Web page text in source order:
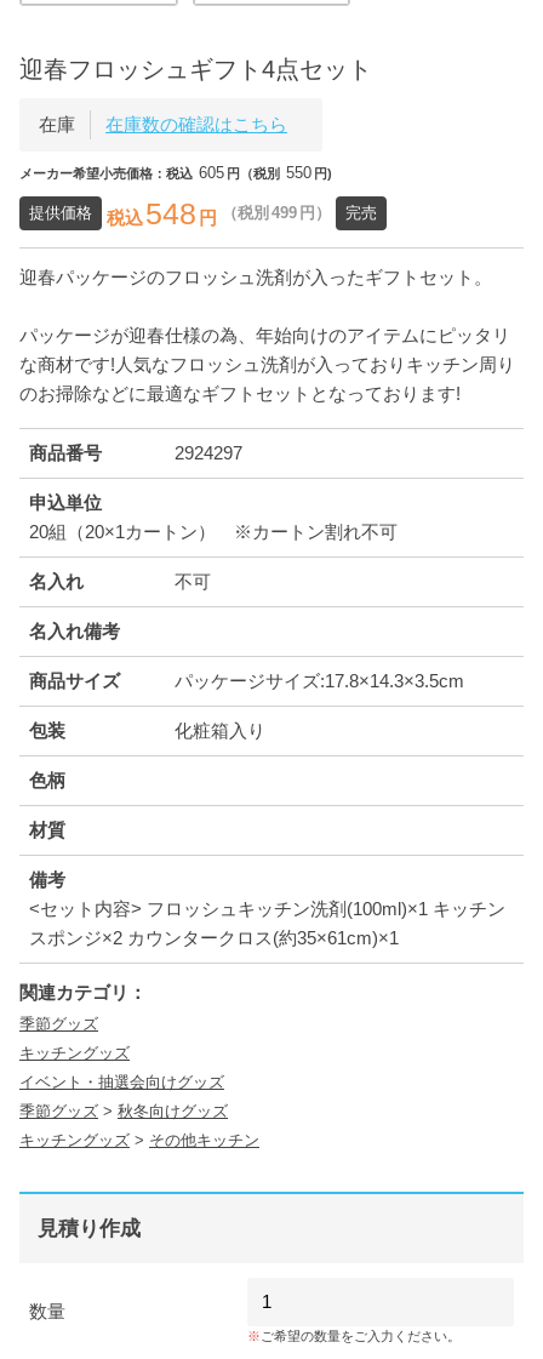
迎春フロッシュギフト4点セット
在庫 在庫数の確認はこちら
メーカー希望小売価格：税込 605 円（税別 550 円)
提供価格 税込548 円 （税別 499 円） 完売
迎春パッケージのフロッシュ洗剤が入ったギフトセット。
パッケージが迎春仕様の為、年始向けのアイテムにピッタリ
な商材です!人気なフロッシュ洗剤が入っておりキッチン周り
のお掃除などに最適なギフトセットとなっております!
商品番号 2924297
申込単位
20組（20×1カートン） ※カートン割れ不可
名入れ 不可
名入れ備考
商品サイズ パッケージサイズ:17.8×14.3×3.5cm
包装 化粧箱入り
色柄
材質
備考
<セット内容> フロッシュキッチン洗剤(100ml)×1 キッチン
スポンジ×2 カウンタークロス(約35×61cm)×1
関連カテゴリ：
季節グッズ
キッチングッズ
イベント・抽選会向けグッズ
季節グッズ > 秋冬向けグッズ
キッチングッズ > その他キッチン
見積り作成
数量
ご希望の数量をご入力ください。